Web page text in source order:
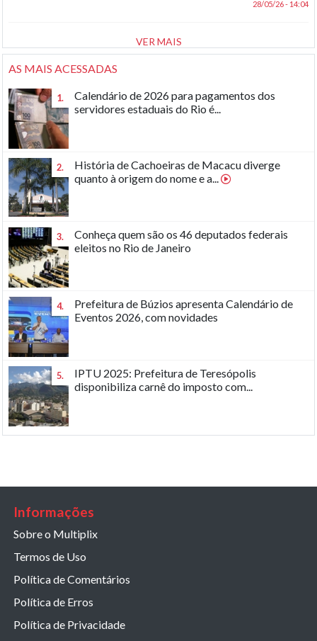
28/05/26 - 14:04
VER MAIS
AS MAIS ACESSADAS
1.
Calendário de 2026 para pagamentos dos
servidores estaduais do Rio é...
2.
História de Cachoeiras de Macacu diverge
quanto à origem do nome e a...
3.
Conheça quem são os 46 deputados federais
eleitos no Rio de Janeiro
4.
Prefeitura de Búzios apresenta Calendário de
Eventos 2026, com novidades
5.
IPTU 2025: Prefeitura de Teresópolis
disponibiliza carnê do imposto com...
Informações
Sobre o Multiplix
Termos de Uso
Política de Comentários
Política de Erros
Política de Privacidade